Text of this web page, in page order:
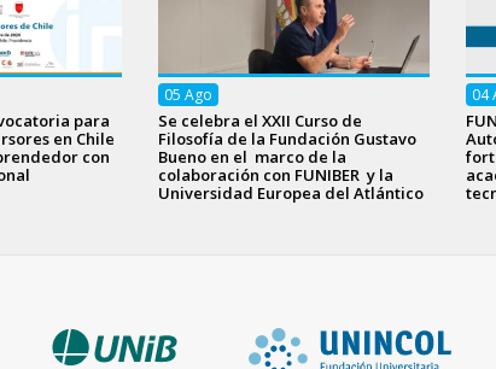
para
en Chile
con
05 Ago
Se celebra el XXII Curso de
Filosofía de la Fundación Gustavo
Bueno en el marco de la
colaboración con FUNIBER y la
Universidad Europea del Atlántico
04